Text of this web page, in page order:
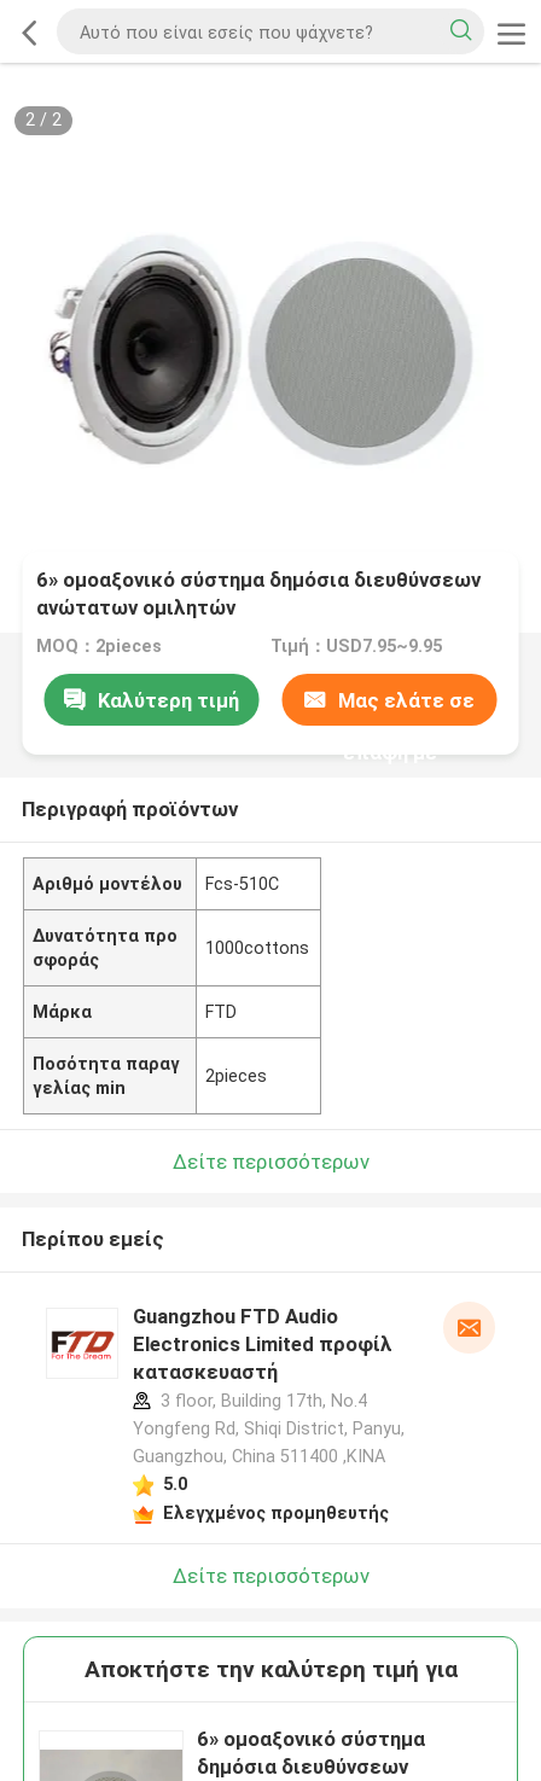
2/ 2
6» ομοαξονικό σύστημα δημόσια διευθύνσεων
ανώτατων ομιλητών
MOQ：2pieces Τιμή：USD7.95~9.95
Καλύτερη τιμή Μας ελάτε σε
επαφή με
Περιγραφή προϊόντων
Αριθμό μοντέλου Fcs-510C
Δυνατότητα προ
σφοράς
1000cottons
Μάρκα FTD
Ποσότητα παραγ
γελίας min
2pieces
Δείτε περισσότερων
Περίπου εμείς
Guangzhou FTD Audio
Electronics Limited προφίλ
κατασκευαστή
3 floor, Building 17th, No.4
Yongfeng Rd, Shiqi District, Panyu,
Guangzhou, China 511400 ,ΚΙΝΑ
5.0
Ελεγχμένος προμηθευτής
Δείτε περισσότερων
Αποκτήστε την καλύτερη τιμή για
6» ομοαξονικό σύστημα
δημόσια διευθύνσεων